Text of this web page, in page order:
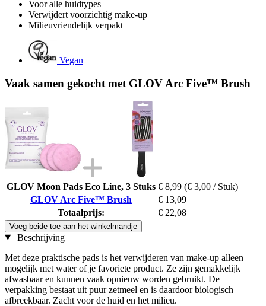
Voor alle huidtypes
Verwijdert voorzichtig make-up
Milieuvriendelijk verpakt
Vegan
Vaak samen gekocht met GLOV Arc Five™ Brush
GLOV Moon Pads Eco Line, 3 Stuks € 8,99 (€ 3,00 / Stuk)
GLOV Arc Five™ Brush
€ 13,09
Totaalprijs:
€ 22,08
Voeg beide toe aan het winkelmandje
Beschrijving
Met deze praktische pads is het verwijderen van make-up alleen
mogelijk met water of je favoriete product. Ze zijn gemakkelijk
afwasbaar en kunnen vaak opnieuw worden gebruikt. De
verpakking bestaat uit puur zetmeel en is daardoor biologisch
afbreekbaar. Zacht voor de huid en het milieu.